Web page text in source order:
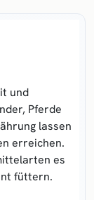
und
, Pferde
lassen
erreichen.
es
füttern.